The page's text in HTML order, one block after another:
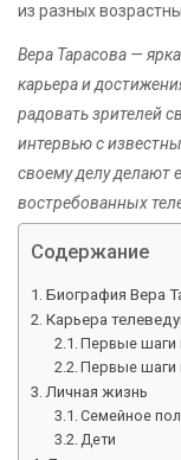
из разных
Вера Тарасова —
карьера и
радовать зрителей
интервью с
своему делу делают
востребованных
Содержание
Биография Вера
Карьера
Первые шаги
Первые шаги
Личная жизнь
Семейное
Дети